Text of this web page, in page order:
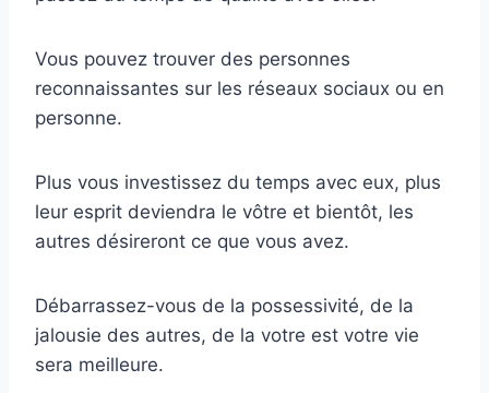
Vous pouvez trouver des personnes
reconnaissantes sur les réseaux sociaux ou en
personne.
Plus vous investissez du temps avec eux, plus
leur esprit deviendra le vôtre et bientôt, les
autres désireront ce que vous avez.
Débarrassez-vous de la possessivité, de la
jalousie des autres, de la votre est votre vie
sera meilleure.